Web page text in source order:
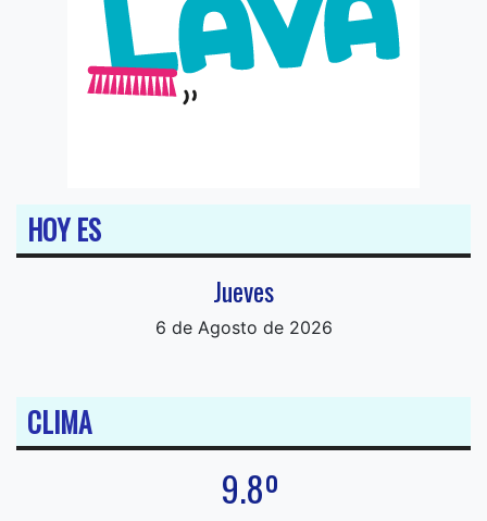
HOY ES
Jueves
6 de Agosto de 2026
CLIMA
9.8º